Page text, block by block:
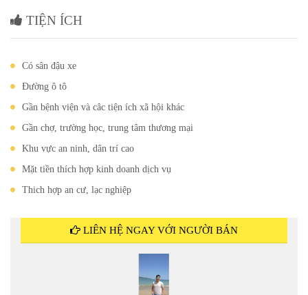
TIỆN ÍCH
Có sân đậu xe
Đường ô tô
Gần bệnh viện và câc tiện ích xã hội khác
Gần chợ, trường học, trung tâm thương mại
Khu vực an ninh, dân trí cao
Mặt tiền thích hợp kinh doanh dịch vụ
Thich hợp an cư, lạc nghiệp
LIÊN HỆ NGAY VỚI NGƯỜI BÁN